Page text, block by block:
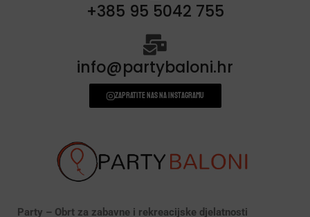
+385 95 5042 755
info@partybaloni.hr
Zapratite nas na instagramu
Party – Obrt za zabavne i rekreacijske djelatnosti